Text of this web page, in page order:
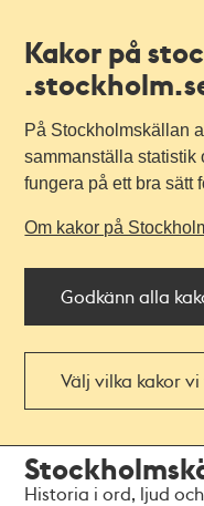
Kakor på
På Stockholmskällan
sammanställa statistik
fungera på ett bra sätt
Om kakor på
Godkänn alla
Välj vilka kakor
navigationen
huvudinnehållet
Historia i ord, ljud